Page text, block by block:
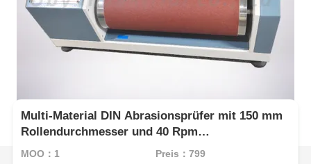
Multi-Material DIN Abrasionsprüfer mit 150 mm
Rollendurchmesser und 40 Rpm
Rollgeschwindigkeit für die Abnutzung von
MOQ：1 Preis：799